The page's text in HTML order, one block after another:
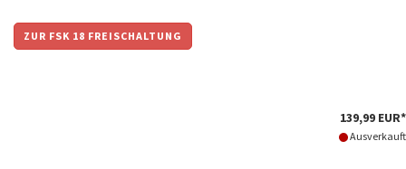
ZUR FSK 18 FREISCHALTUNG
139,99 EUR*
Ausverkauft